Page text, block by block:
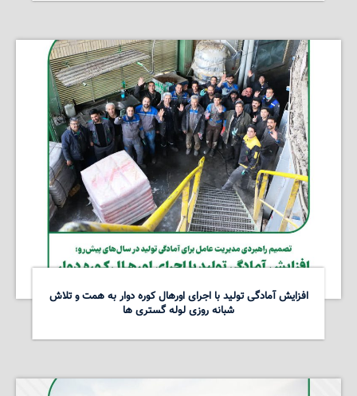
افزایش آمادگی تولید با اجرای اورهال کوره دوار به همت و تلاش
شبانه روزی لوله گستری ها